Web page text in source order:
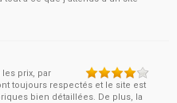
prix, par
toujours respectés et le site est
bien détaillées. De plus, la